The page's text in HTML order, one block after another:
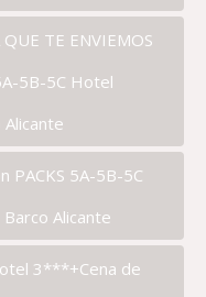
TE ENVIEMOS
5B-5C Hotel
PACKS 5A-5B-5C
Alicante
3***+Cena de